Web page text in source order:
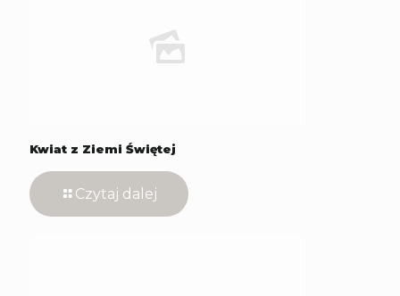
Kwiat z Ziemi Świętej
Czytaj dalej